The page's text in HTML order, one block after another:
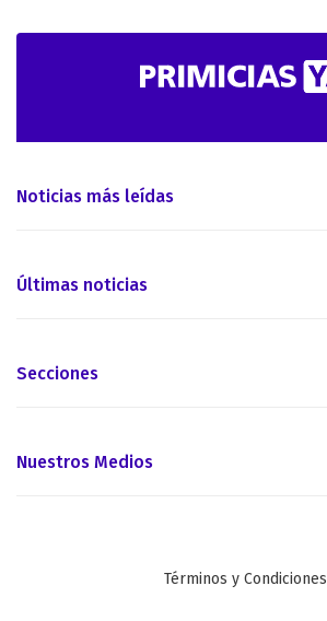
Noticias más leídas
Últimas noticias
Secciones
Nuestros Medios
Términos y Condiciones